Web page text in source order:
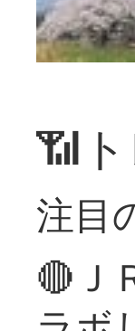
📶
注目
🔴Ｊ